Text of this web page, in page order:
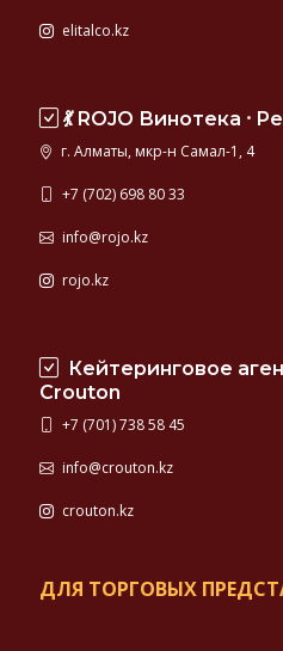
elitalco.kz
💃 ROJO Винотека ⸱
г. Алматы, мкр-н Самал-1, 4
+7 (702) 698 80 33
info@rojo.kz
rojo.kz
Кейтеринговое
Crouton
+7 (701) 738 58 45
info@crouton.kz
crouton.kz
ДЛЯ ТОРГОВЫХ